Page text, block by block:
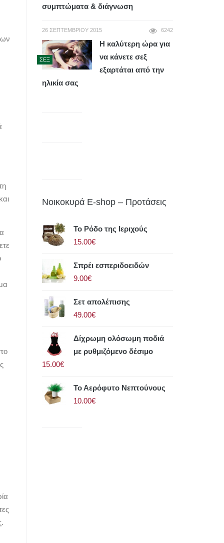
συμπτώματα & διάγνωση
26 ΣΕΠΤΕΜΒΡΊΟΥ 2015 6242
ΣΕΞ
Η καλύτερη ώρα για
να κάνετε σεξ
εξαρτάται από την
ηλικία σας
Νοικοκυρά E-shop – Προτάσεις
Το Ρόδο της Ιεριχούς
15.00€
Σπρέι εσπεριδοειδών
9.00€
Σετ απολέπισης
49.00€
Δίχρωμη ολόσωμη ποδιά
με ρυθμιζόμενο δέσιμο
15.00€
Το Αερόφυτο Νεπτούνους
10.00€